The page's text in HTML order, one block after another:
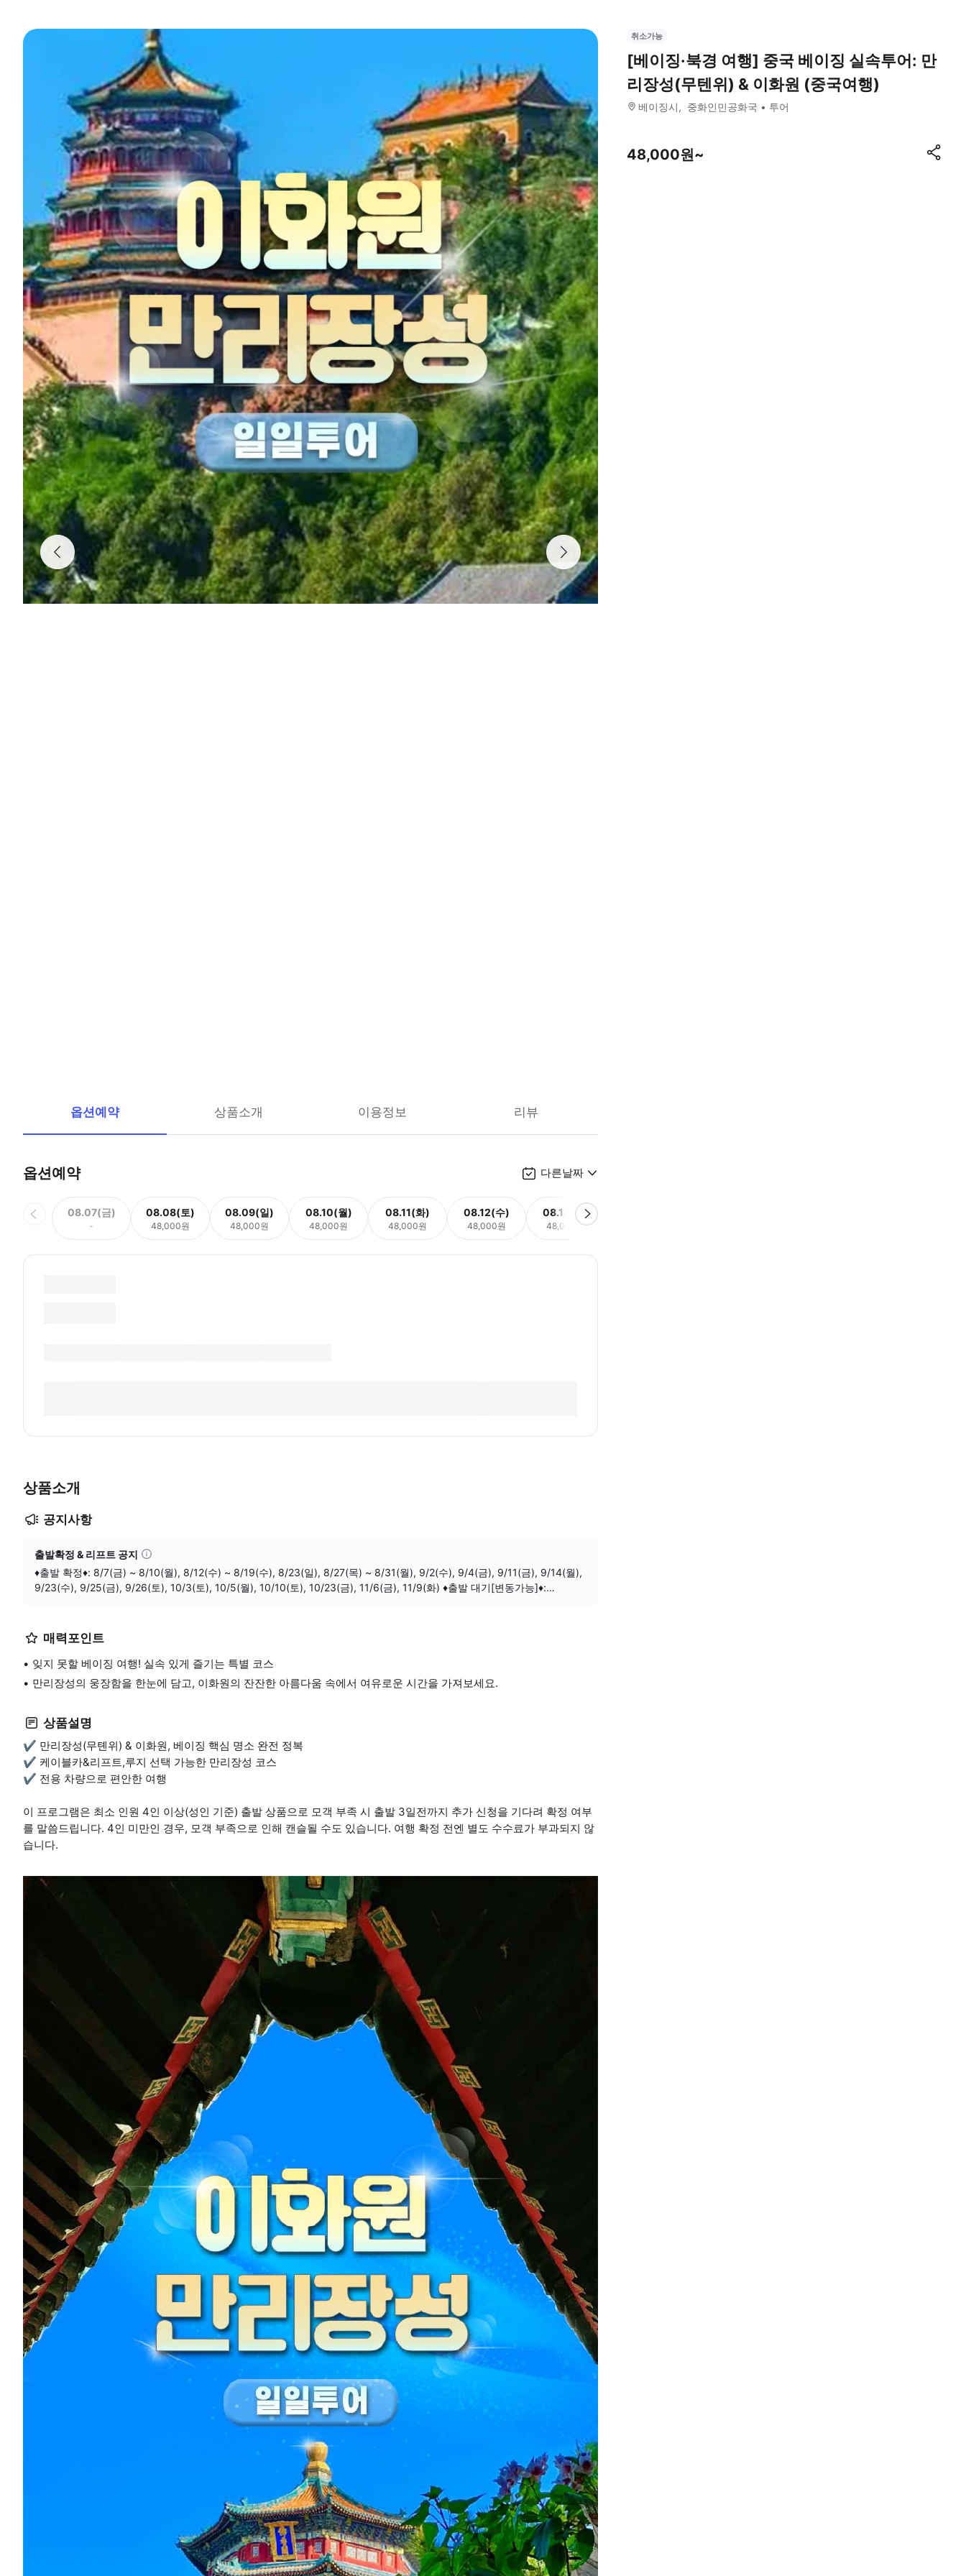
옵션예약 상품소개 이용정보 리뷰
옵션예약 다른날짜
08.07(금)
-
08.08(토)
48,000원
08.09(일)
48,000원
08.10(월)
48,000원
08.11(화)
48,000원
08.12(수)
48,000원
08.13(목)
48,000원
상품소개
공지사항
출발확정 & 리프트 공지
♦️출발 확정♦️: 8/7(금) ~ 8/10(월), 8/12(수) ~ 8/19(수), 8/23(일), 8/27(목) ~ 8/31(월), 9/2(수), 9/4(금), 9/11(금), 9/14(월),
9/23(수), 9/25(금), 9/26(토), 10/3(토), 10/5(월), 10/10(토), 10/23(금), 11/6(금), 11/9(화) ♦️출발 대기[변동가능]♦️:
10월 7일 이 기간엔 리프트/루지 줄이 너무 길어 원활한 진행을 위해 케이블카로만 대체 운영합니다.
매력포인트
잊지 못할 베이징 여행! 실속 있게 즐기는 특별 코스
만리장성의 웅장함을 한눈에 담고, 이화원의 잔잔한 아름다움 속에서 여유로운 시간을 가져보세요.
상품설명
✔️ 만리장성(무톈위) & 이화원, 베이징 핵심 명소 완전 정복
✔️ 케이블카&리프트,루지 선택 가능한 만리장성 코스
✔️ 전용 차량으로 편안한 여행
이 프로그램은 최소 인원 4인 이상(성인 기준) 출발 상품으로 모객 부족 시 출발 3일전까지 추가 신청을 기다려 확정 여부
를 말씀드립니다. 4인 미만인 경우, 모객 부족으로 인해 캔슬될 수도 있습니다. 여행 확정 전엔 별도 수수료가 부과되지 않
습니다.
취소가능
[베이징·북경 여행] 중국 베이징 실속투어: 만
리장성(무텐위) & 이화원 (중국여행)
베이징시 중화인민공화국 투어
48,000원~